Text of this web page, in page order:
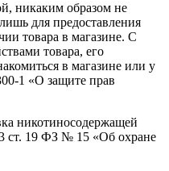
никаким образом не
для предоставления
товара в магазине. С
товара, его
в магазине или у
1 «О защите прав
никотиносодержащей
ст. 19 ФЗ № 15 «Об охране